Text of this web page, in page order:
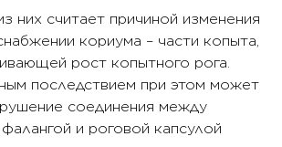
них считает причиной изменения
кориума – части копыта,
рост копытного рога.
последствием при этом может
соединения между
и роговой капсулой